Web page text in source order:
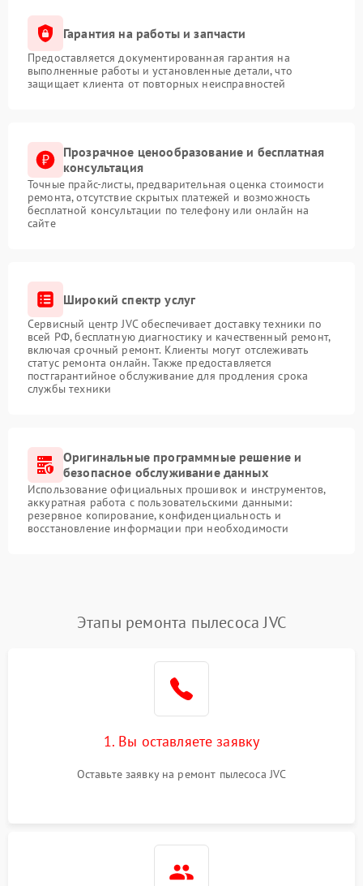
Гарантия на работы и запчасти
Предоставляется документированная гарантия на
выполненные работы и установленные детали, что
защищает клиента от повторных неисправностей
Прозрачное ценообразование и бесплатная
консультация
Точные прайс-листы, предварительная оценка стоимости
ремонта, отсутствие скрытых платежей и возможность
бесплатной консультации по телефону или онлайн на
сайте
Широкий спектр услуг
Сервисный центр JVC обеспечивает доставку техники по
всей РФ, бесплатную диагностику и качественный ремонт,
включая срочный ремонт. Клиенты могут отслеживать
статус ремонта онлайн. Также предоставляется
постгарантийное обслуживание для продления срока
службы техники
Оригинальные программные решение и
безопасное обслуживание данных
Использование официальных прошивок и инструментов,
аккуратная работа с пользовательскими данными:
резервное копирование, конфиденциальность и
восстановление информации при необходимости
Этапы ремонта пылесоса JVC
1. Вы оставляете заявку
Оставьте заявку на ремонт пылесоса JVC